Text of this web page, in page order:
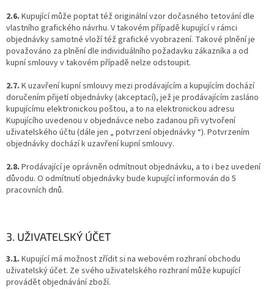
2.6. Kupující může poptat též originální vzor dočasného tetování dle
vlastního grafického návrhu. V takovém případě kupující v rámci
objednávky samotné vloží též grafické vyobrazení. Takové plnění je
považováno za plnění dle individuálního požadavku zákazníka a od
kupní smlouvy v takovém případě nelze odstoupit.
2.7. K uzavření kupní smlouvy mezi prodávajícím a kupujícím dochází
doručením přijetí objednávky (akceptací), jež je prodávajícím zasláno
kupujícímu elektronickou poštou, a to na elektronickou adresu
Kupujícího uvedenou v objednávce nebo zadanou při vytvoření
uživatelského účtu (dále jen „ potvrzení objednávky “). Potvrzením
objednávky dochází k uzavření kupní smlouvy.
2.8. Prodávající je oprávněn odmítnout objednávku, a to i bez uvedení
důvodu. O odmítnutí objednávky bude kupující informován do 5
pracovních dnů.
3. UŽIVATELSKÝ ÚČET
3.1. Kupující má možnost zřídit si na webovém rozhraní obchodu
uživatelský účet. Ze svého uživatelského rozhraní může kupující
provádět objednávání zboží.